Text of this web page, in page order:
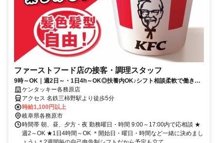
ファーストフード店の接客・調理スタッフ
9時～OK｜週2日～・1日4h～OK◎扶養内OK♪シフト相談柔軟で働きや
すい！
ケンタッキー各務原店
アクセス 名鉄三柿野駅より徒歩5分
時給1,100円以上
岐阜県各務原市
時間帯 朝、昼、夕方・夜 勤務曜日・時間 9:00～17:00内で応相談 ★
週2～OK ★1日4時間～OK ＊開始日・曜日・時間など一緒に決めまし